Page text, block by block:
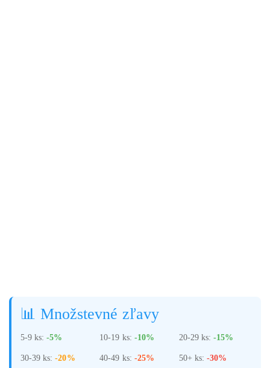
📊 Množstevné zľavy
5-9 ks:-5% 10-19 ks: -10% 20-29 ks:-15%
30-39 ks:-20% 40-49 ks: -25% 50+ ks: -30%